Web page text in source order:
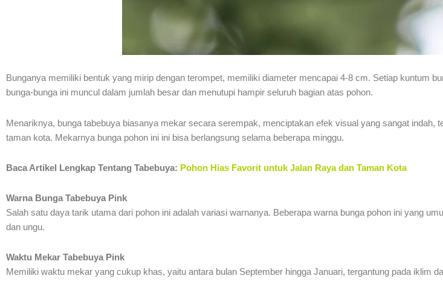
Bunganya memiliki bentuk yang mirip dengan terompet, memiliki diameter mencapai 4-8 cm. Setiap kuntum
bunga-bunga ini muncul dalam jumlah besar dan menutupi hampir seluruh bagian atas pohon.
Menariknya, bunga tabebuya biasanya mekar secara serempak, menciptakan efek visual yang sangat indah,
taman kota. Mekarnya bunga pohon ini ini bisa berlangsung selama beberapa minggu.
Baca Artikel Lengkap Tentang Tabebuya: Pohon Hias Favorit untuk Jalan Raya dan Taman Kota
Warna Bunga Tabebuya Pink
Salah satu daya tarik utama dari pohon ini adalah variasi warnanya. Beberapa warna bunga pohon ini yang
dan ungu.
Waktu Mekar Tabebuya Pink
Memiliki waktu mekar yang cukup khas, yaitu antara bulan September hingga Januari, tergantung pada iklim